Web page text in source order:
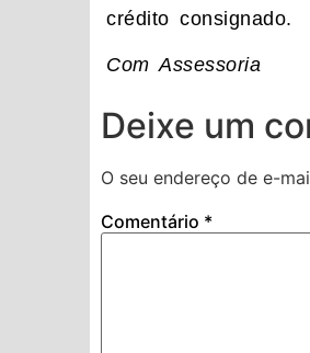
crédito consignado.
Com Assessoria
Deixe um
O seu endereço de e-
Comentário *